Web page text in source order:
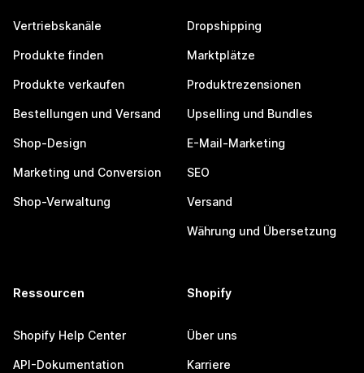
Vertriebskanäle
Produkte finden
Produkte verkaufen
Bestellungen und Versand
Shop-Design
Marketing und Conversion
Shop-Verwaltung
Dropshipping
Marktplätze
Produktrezensionen
Upselling und Bundles
E-Mail-Marketing
SEO
Versand
Währung und Übersetzung
Ressourcen
Shopify Help Center
API-Dokumentation
Shopify
Über uns
Karriere